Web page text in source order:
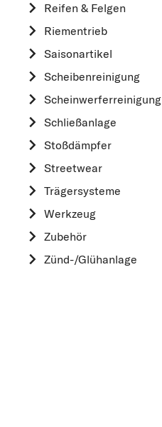
Reifen & Felgen
Riementrieb
Saisonartikel
Scheibenreinigung
Scheinwerferreinigung
Schließanlage
Stoßdämpfer
Streetwear
Trägersysteme
Werkzeug
Zubehör
Zünd-/Glühanlage